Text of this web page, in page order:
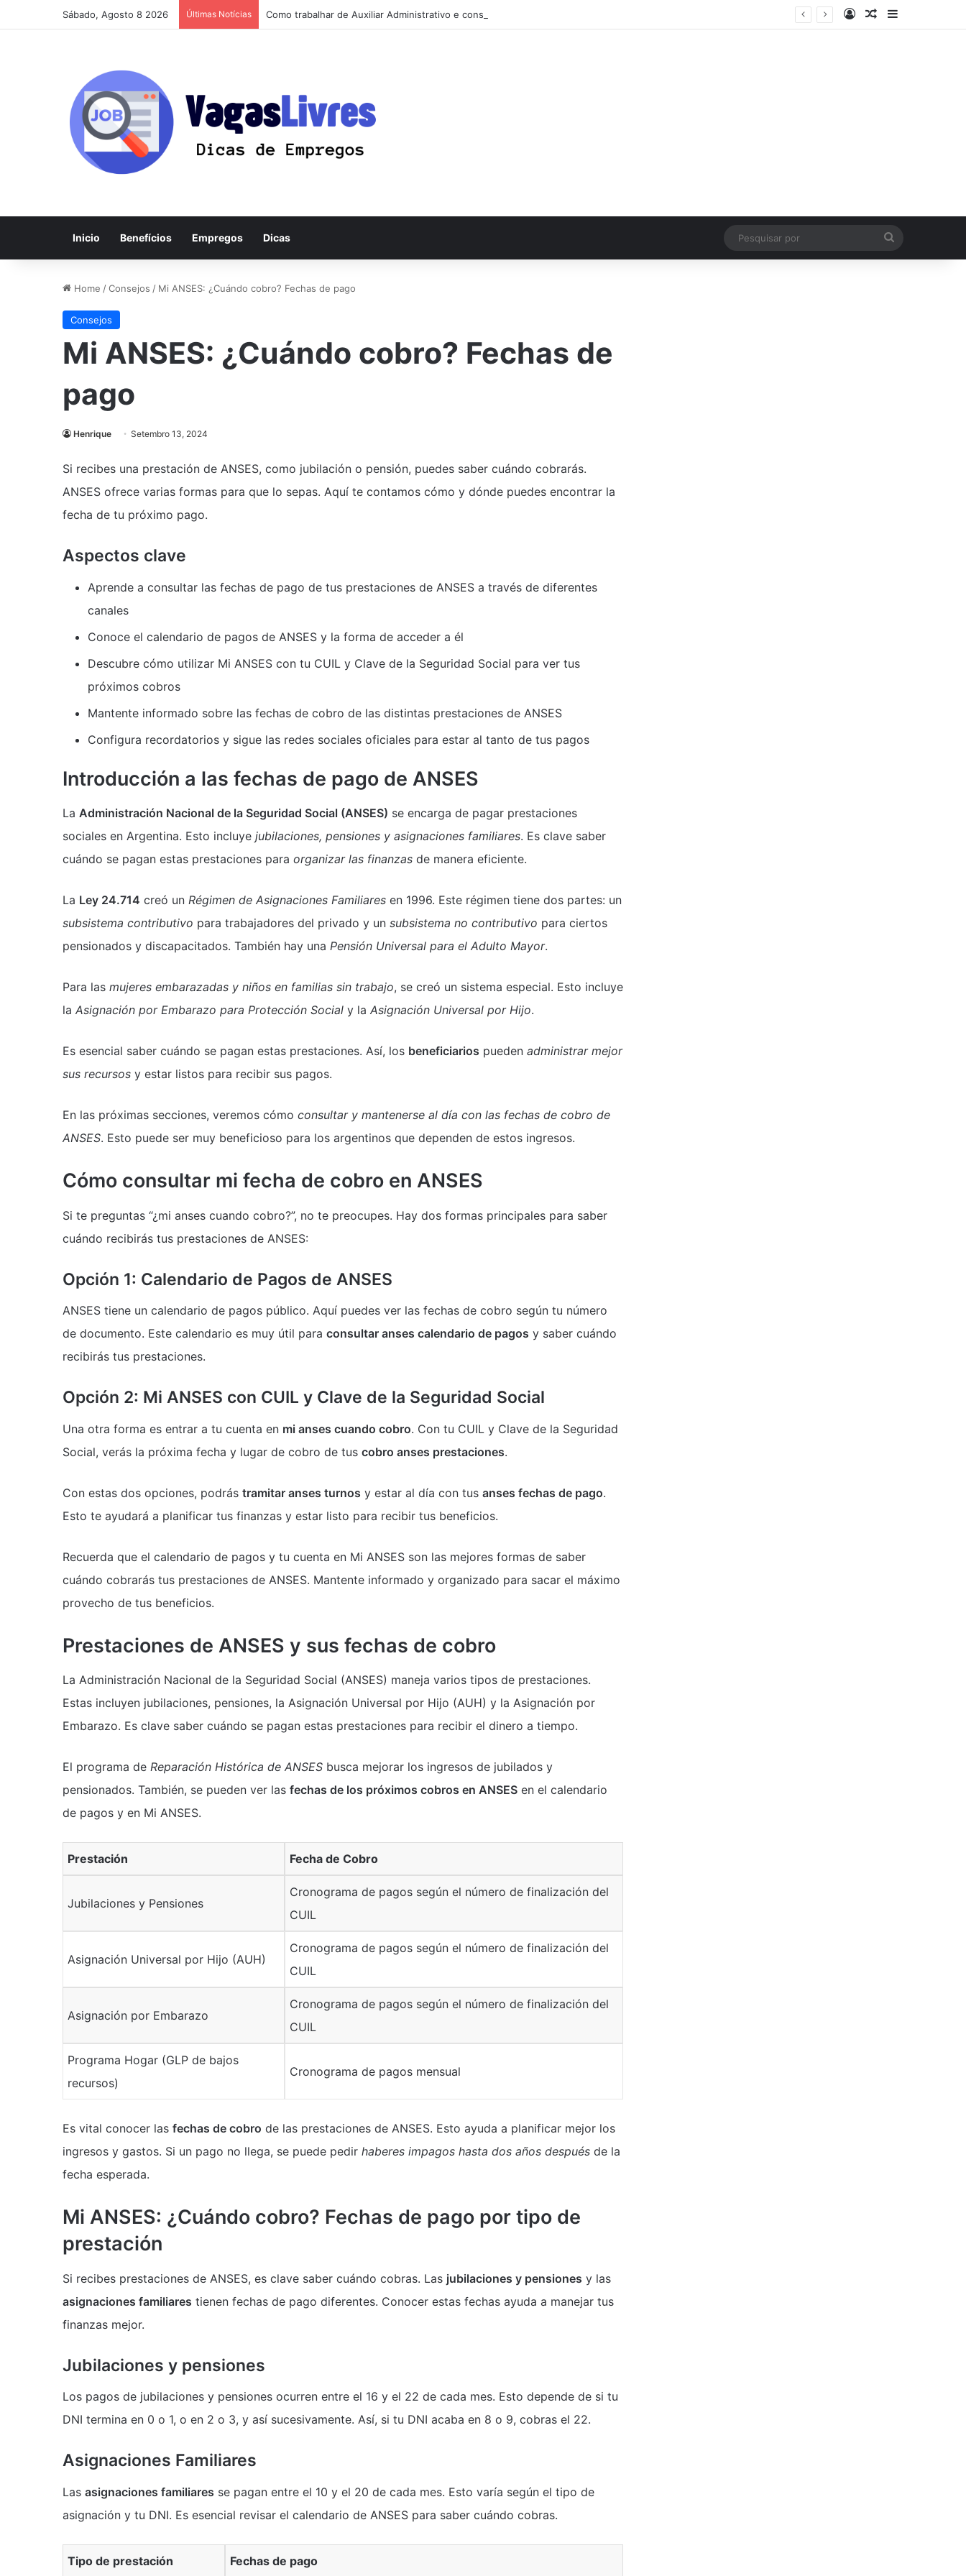
Sábado, Agosto 8 2026 Últimas Notícias Como trabalhar de Auxiliar Administrativo e conseguir a primeira vaga rápido Log InArtigo Aleatório
Sidebar
Inicio Benefícios Empregos Dicas
por
Home /Consejos / Mi ANSES: ¿Cuándo cobro? Fechas de pago
Consejos
Mi ANSES: ¿Cuándo cobro? Fechas de
pago
Henrique Setembro 13, 2024
Si recibes una prestación de ANSES, como jubilación o pensión, puedes saber cuándo cobrarás.
ANSES ofrece varias formas para que lo sepas. Aquí te contamos cómo y dónde puedes encontrar la
fecha de tu próximo pago.
Aspectos clave
Aprende a consultar las fechas de pago de tus prestaciones de ANSES a través de diferentes
canales
Conoce el calendario de pagos de ANSES y la forma de acceder a él
Descubre cómo utilizar Mi ANSES con tu CUIL y Clave de la Seguridad Social para ver tus
próximos cobros
Mantente informado sobre las fechas de cobro de las distintas prestaciones de ANSES
Configura recordatorios y sigue las redes sociales oficiales para estar al tanto de tus pagos
Introducción a las fechas de pago de ANSES
La Administración Nacional de la Seguridad Social (ANSES) se encarga de pagar prestaciones
sociales en Argentina. Esto incluye jubilaciones, pensiones y asignaciones familiares. Es clave saber
cuándo se pagan estas prestaciones para organizar las finanzas de manera eficiente.
La Ley 24.714 creó un Régimen de Asignaciones Familiares en 1996. Este régimen tiene dos partes: un
subsistema contributivo para trabajadores del privado y un subsistema no contributivo para ciertos
pensionados y discapacitados. También hay una Pensión Universal para el Adulto Mayor.
Para las mujeres embarazadas y niños en familias sin trabajo, se creó un sistema especial. Esto incluye
la Asignación por Embarazo para Protección Social y la Asignación Universal por Hijo.
Es esencial saber cuándo se pagan estas prestaciones. Así, los beneficiarios pueden administrar mejor
sus recursos y estar listos para recibir sus pagos.
En las próximas secciones, veremos cómo consultar y mantenerse al día con las fechas de cobro de
ANSES. Esto puede ser muy beneficioso para los argentinos que dependen de estos ingresos.
Cómo consultar mi fecha de cobro en ANSES
Si te preguntas “¿mi anses cuando cobro?”, no te preocupes. Hay dos formas principales para saber
cuándo recibirás tus prestaciones de ANSES:
Opción 1: Calendario de Pagos de ANSES
ANSES tiene un calendario de pagos público. Aquí puedes ver las fechas de cobro según tu número
de documento. Este calendario es muy útil para consultar anses calendario de pagos y saber cuándo
recibirás tus prestaciones.
Opción 2: Mi ANSES con CUIL y Clave de la Seguridad Social
Una otra forma es entrar a tu cuenta en mi anses cuando cobro. Con tu CUIL y Clave de la Seguridad
Social, verás la próxima fecha y lugar de cobro de tus cobro anses prestaciones.
Con estas dos opciones, podrás tramitar anses turnos y estar al día con tus anses fechas de pago.
Esto te ayudará a planificar tus finanzas y estar listo para recibir tus beneficios.
Recuerda que el calendario de pagos y tu cuenta en Mi ANSES son las mejores formas de saber
cuándo cobrarás tus prestaciones de ANSES. Mantente informado y organizado para sacar el máximo
provecho de tus beneficios.
Prestaciones de ANSES y sus fechas de cobro
La Administración Nacional de la Seguridad Social (ANSES) maneja varios tipos de prestaciones.
Estas incluyen jubilaciones, pensiones, la Asignación Universal por Hijo (AUH) y la Asignación por
Embarazo. Es clave saber cuándo se pagan estas prestaciones para recibir el dinero a tiempo.
El programa de Reparación Histórica de ANSES busca mejorar los ingresos de jubilados y
pensionados. También, se pueden ver las fechas de los próximos cobros en ANSES en el calendario
de pagos y en Mi ANSES.
Prestación Fecha de Cobro
Jubilaciones y Pensiones
Cronograma de pagos según el número de finalización del
CUIL
Asignación Universal por Hijo (AUH)
Cronograma de pagos según el número de finalización del
CUIL
Asignación por Embarazo
Cronograma de pagos según el número de finalización del
CUIL
Programa Hogar (GLP de bajos
recursos)
Cronograma de pagos mensual
Es vital conocer las fechas de cobro de las prestaciones de ANSES. Esto ayuda a planificar mejor los
ingresos y gastos. Si un pago no llega, se puede pedir haberes impagos hasta dos años después de la
fecha esperada.
Mi ANSES: ¿Cuándo cobro? Fechas de pago por tipo de
prestación
Si recibes prestaciones de ANSES, es clave saber cuándo cobras. Las jubilaciones y pensiones y las
asignaciones familiares tienen fechas de pago diferentes. Conocer estas fechas ayuda a manejar tus
finanzas mejor.
Jubilaciones y pensiones
Los pagos de jubilaciones y pensiones ocurren entre el 16 y el 22 de cada mes. Esto depende de si tu
DNI termina en 0 o 1, o en 2 o 3, y así sucesivamente. Así, si tu DNI acaba en 8 o 9, cobras el 22.
Asignaciones Familiares
Las asignaciones familiares se pagan entre el 10 y el 20 de cada mes. Esto varía según el tipo de
asignación y tu DNI. Es esencial revisar el calendario de ANSES para saber cuándo cobras.
Tipo de prestación Fechas de pago